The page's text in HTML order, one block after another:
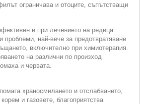
ограничава и отоците, съпътстващи
и при лечението на редица
проблеми, най-вече за предотвратяване
включително при химиотерапия.
на различни по произход
и червата.
храносмилането и отслабването,
и газовете, благоприятства